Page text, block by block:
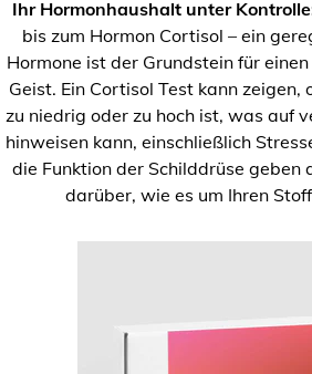
Ihr Hormonhaushalt unter
bis zum Hormon Cortisol – ein
Hormone ist der Grundstein für
Geist. Ein Cortisol Test kann
zu niedrig oder zu hoch ist, was auf
hinweisen kann, einschließlich
die Funktion der Schilddrüse geben
darüber, wie es um Ihren